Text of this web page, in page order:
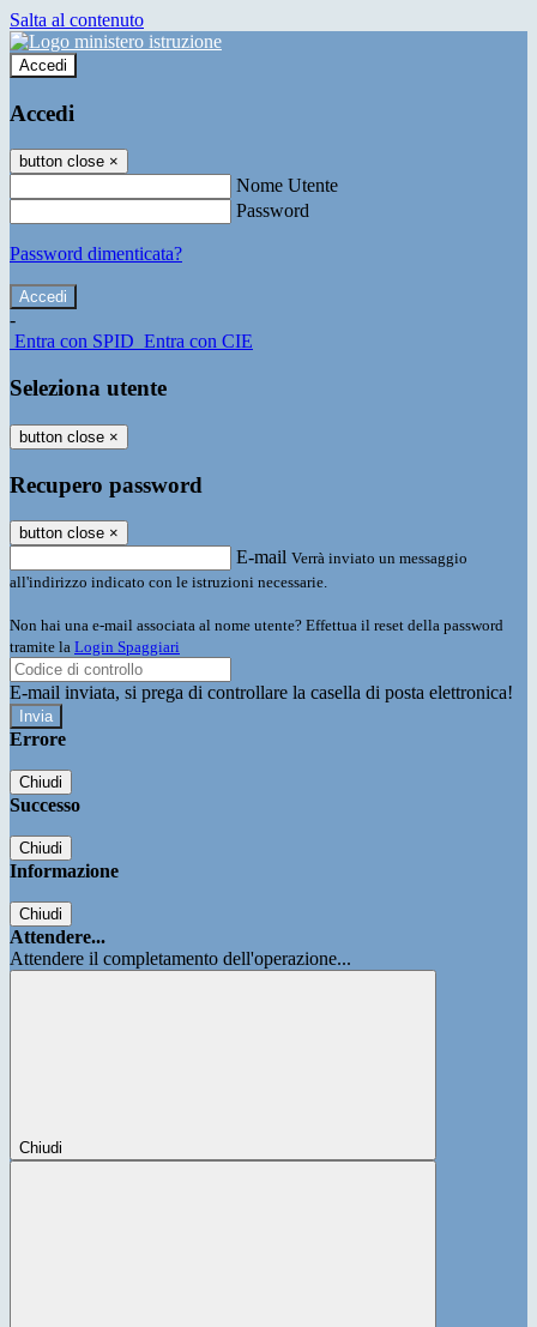
Salta al contenuto
Accedi
Accedi
button close ×
Nome Utente
Password
Password dimenticata?
-
Entra con SPID Entra con CIE
Seleziona utente
button close ×
Recupero password
button close ×
E-mail Verrà inviato un messaggio
all'indirizzo indicato con le istruzioni necessarie.
Non hai una e-mail associata al nome utente? Effettua il reset della password
tramite la Login Spaggiari
E-mail inviata, si prega di controllare la casella di posta elettronica!
Errore
Chiudi
Successo
Chiudi
Informazione
Chiudi
Attendere...
Attendere il completamento dell'operazione...
Chiudi